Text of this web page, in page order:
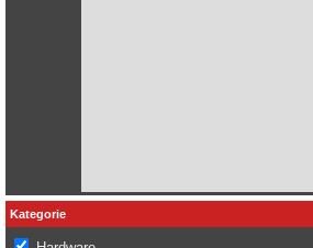
Kategorie